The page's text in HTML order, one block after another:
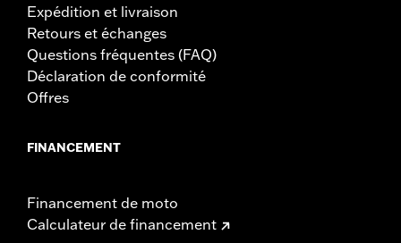
Expédition et livraison
Retours et échanges
Questions fréquentes (FAQ)
Déclaration de conformité
Offres
FINANCEMENT
Financement de moto
Calculateur de financement